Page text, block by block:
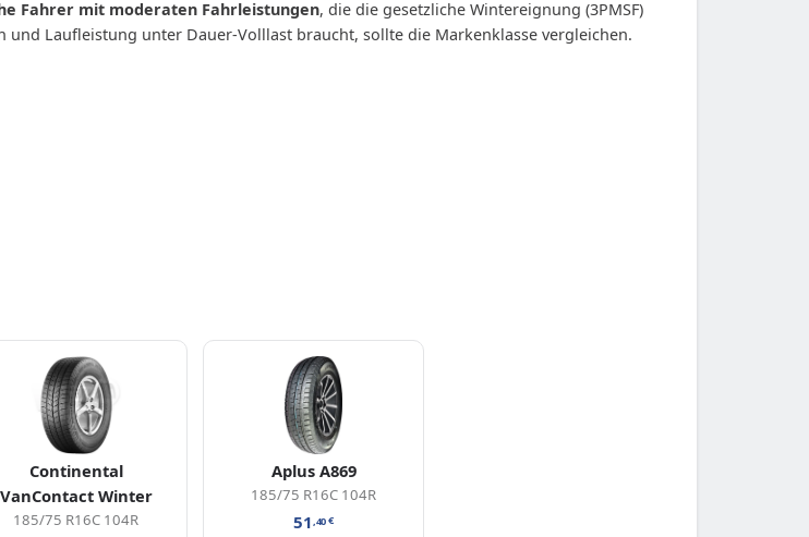
Fahrer mit moderaten Fahrleistungen, die die gesetzliche Wintereignung (3PMSF)
Laufleistung unter Dauer-Volllast braucht, sollte die Markenklasse vergleichen.
Continental
VanContact Winter
185/75 R16C 104R
Aplus A869
185/75 R16C 104R
51 ,40€